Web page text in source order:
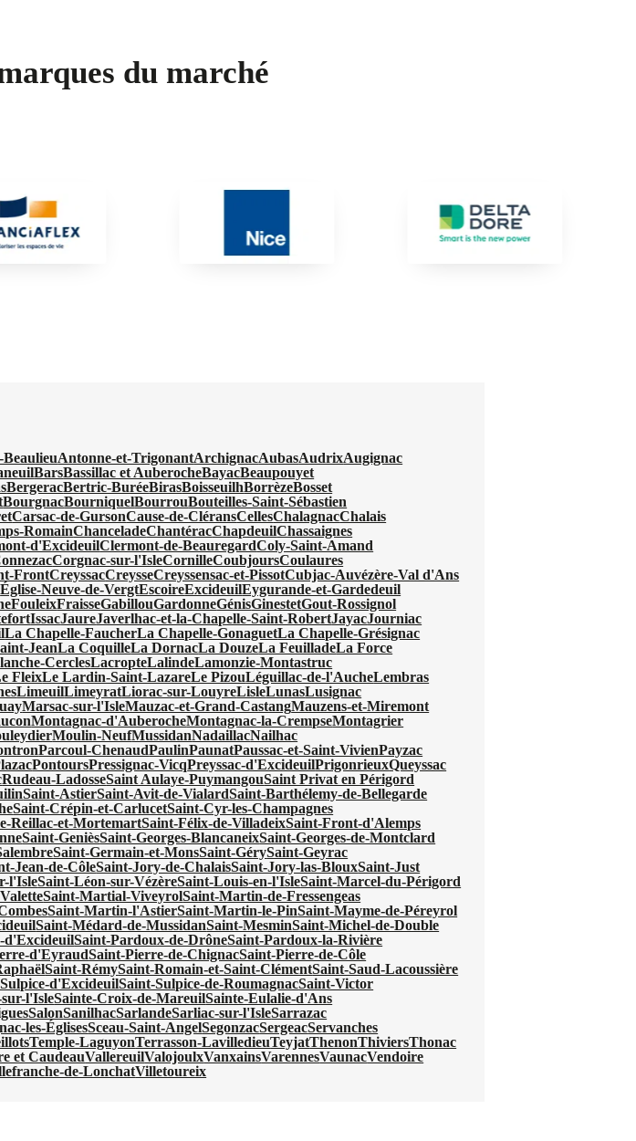
du marché
BeaulieuAntonne-et-TrigonantArchignacAubasAudrixAugignac
BarsBassillac et AuberocheBayacBeaupouyet
BergeracBertric-BuréeBirasBoisseuilhBorrèzeBosset
BourgnacBourniquelBourrouBouteilles-Saint-Sébastien
Carsac-de-GursonCause-de-CléransCellesChalagnacChalais
RomainChanceladeChantéracChapdeuilChassaignes
d'ExcideuilClermont-de-BeauregardColy-Saint-Amand
Corgnac-sur-l'IsleCornilleCoubjoursCoulaures
FrontCreyssacCreysseCreyssensac-et-PissotCubjac-Auvézère-Val d'Ans
Église-Neuve-de-VergtEscoireExcideuilEygurande-et-Gardedeuil
FouleixFraisseGabillouGardonneGénisGinestetGout-Rossignol
IssacJaureJaverlhac-et-la-Chapelle-Saint-RobertJayacJourniac
La Chapelle-FaucherLa Chapelle-GonaguetLa Chapelle-Grésignac
JeanLa CoquilleLa DornacLa DouzeLa FeuilladeLa Force
CerclesLacropteLalindeLamonzie-Montastruc
FleixLe Lardin-Saint-LazareLe PizouLéguillac-de-l'AucheLembras
LimeuilLimeyratLiorac-sur-LouyreLisleLunasLusignac
Marsac-sur-l'IsleMauzac-et-Grand-CastangMauzens-et-Miremont
Montagnac-d'AuberocheMontagnac-la-CrempseMontagrier
Moulin-NeufMussidanNadaillacNailhac
Parcoul-ChenaudPaulinPaunatPaussac-et-Saint-VivienPayzac
PontoursPressignac-VicqPreyssac-d'ExcideuilPrigonrieuxQueyssac
Rudeau-LadosseSaint Aulaye-PuymangouSaint Privat en Périgord
Saint-AstierSaint-Avit-de-VialardSaint-Barthélemy-de-Bellegarde
Saint-Crépin-et-CarlucetSaint-Cyr-les-Champagnes
Reillac-et-MortemartSaint-Félix-de-VilladeixSaint-Front-d'Alemps
Saint-GenièsSaint-Georges-BlancaneixSaint-Georges-de-Montclard
Saint-Germain-et-MonsSaint-GérySaint-Geyrac
Jean-de-CôleSaint-Jory-de-ChalaisSaint-Jory-las-BlouxSaint-Just
l'IsleSaint-Léon-sur-VézèreSaint-Louis-en-l'IsleSaint-Marcel-du-Périgord
Saint-Martial-ViveyrolSaint-Martin-de-Fressengeas
Saint-Martin-l'AstierSaint-Martin-le-PinSaint-Mayme-de-Péreyrol
Saint-Médard-de-MussidanSaint-MesminSaint-Michel-de-Double
d'ExcideuilSaint-Pardoux-de-DrôneSaint-Pardoux-la-Rivière
d'EyraudSaint-Pierre-de-ChignacSaint-Pierre-de-Côle
Saint-RémySaint-Romain-et-Saint-ClémentSaint-Saud-Lacoussière
d'ExcideuilSaint-Sulpice-de-RoumagnacSaint-Victor
l'IsleSainte-Croix-de-MareuilSainte-Eulalie-d'Ans
SalonSanilhacSarlandeSarliac-sur-l'IsleSarrazac
les-ÉglisesSceau-Saint-AngelSegonzacSergeacServanches
Temple-LaguyonTerrasson-LavilledieuTeyjatThenonThiviersThonac
et CaudeauVallereuilValojoulxVanxainsVarennesVaunacVendoire
de-LonchatVilletoureix